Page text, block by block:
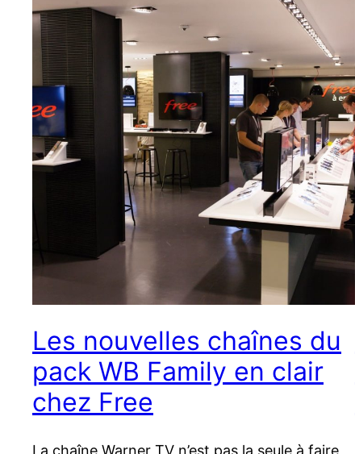
Les nouvelles chaînes du
pack WB Family en clair
chez Free
La chaîne Warner TV n’est pas la seule à faire